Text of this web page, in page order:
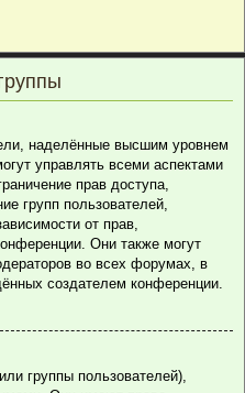
наделённые высшим уровнем
управлять всеми аспектами
прав доступа,
групп пользователей,
от прав,
Они также могут
во всех форумах, в
создателем конференции.
группы пользователей),